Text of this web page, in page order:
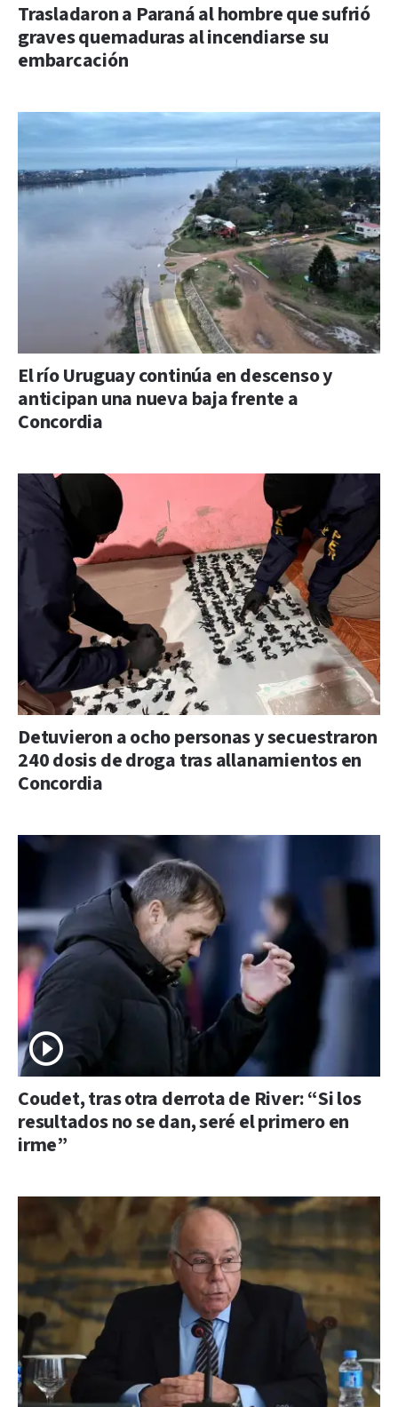
Trasladaron a Paraná al hombre que sufrió
graves quemaduras al incendiarse su
embarcación
El río Uruguay continúa en descenso y
anticipan una nueva baja frente a
Concordia
Detuvieron a ocho personas y secuestraron
240 dosis de droga tras allanamientos en
Concordia
Coudet, tras otra derrota de River: “Si los
resultados no se dan, seré el primero en
irme”